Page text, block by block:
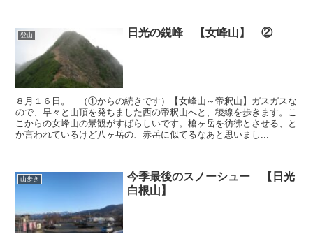
登山 日光の鋭峰 【女峰山】 ②
８月１６日。 （①からの続きです）【女峰山～帝釈山】ガスガスな
ので、早々と山頂を発ちました西の帝釈山へと、稜線を歩きます。こ
こからの女峰山の景観がすばらしいです。槍ヶ岳を彷彿とさせる、と
か言われているけど八ヶ岳の、赤岳に似てるなあと思いまし...
山歩き
今季最後のスノーシュー 【日光
白根山】